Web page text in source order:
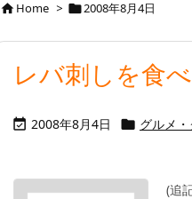
Home > 2008年8月4日
レバ刺しを食
 2008年8月4日  グルメ
(追